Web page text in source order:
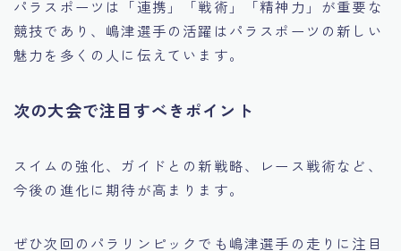
パラスポーツは「連携」「戦術」「精神力」が重要な
競技であり、嶋津選手の活躍はパラスポーツの新しい
魅力を多くの人に伝えています。
次の大会で注目すべきポイント
スイムの強化、ガイドとの新戦略、レース戦術など、
今後の進化に期待が高まります。
ぜひ次回のパラリンピックでも嶋津選手の走りに注目